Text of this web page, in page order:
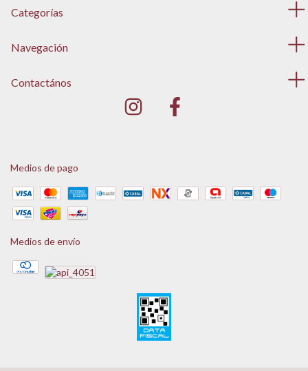
Categorías
Navegación
Contactános
Medios de pago
Medios de envío